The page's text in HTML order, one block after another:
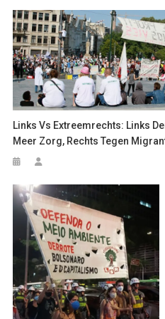
Links Vs Extreemrechts: Links
Meer Zorg, Rechts Tegen